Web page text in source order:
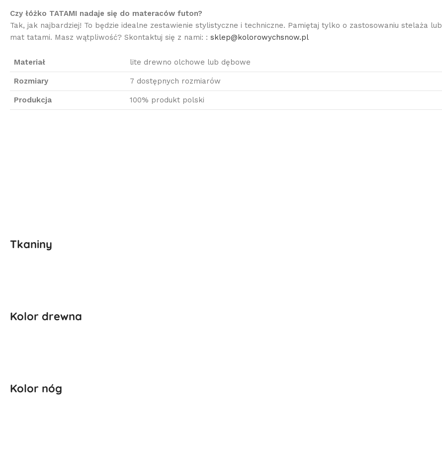
Czy łóżko TATAMI nadaje się do materaców futon?
Tak, jak najbardziej! To będzie idealne zestawienie stylistyczne i techniczne. Pamiętaj tylko o zastosowaniu stelaża lub
mat tatami. Masz wątpliwość? Skontaktuj się z nami: : sklep@kolorowychsnow.pl
Materiał lite drewno olchowe lub dębowe
Rozmiary 7 dostępnych rozmiarów
Produkcja 100% produkt polski
Tkaniny
Kolor drewna
Kolor nóg